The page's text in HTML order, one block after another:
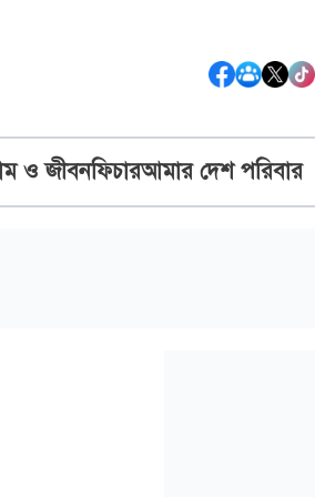
ও জীবনফিচারআমার দেশ পরিবার